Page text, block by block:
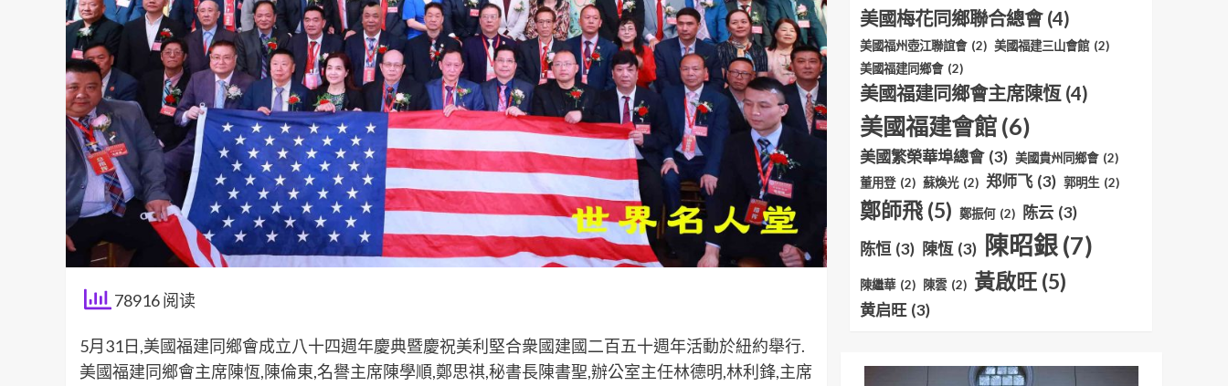
78916 阅读
5月31日,美國福建同鄉會成立八十四週年慶典暨慶祝美利堅合衆國建國二百五十週年活動於紐約舉行.
美國福建同鄉會主席陳恆,陳倫東,名譽主席陳學順,鄭思祺,秘書長陳書聖,辦公室主任林德明,林利鋒,主席
美國梅花同鄉聯合總會 (4)
美國福州壺江聯誼會 (2) 美國福建三山會館 (2)
美國福建同鄉會 (2)
美國福建同鄉會主席陳恆 (4)
美國福建會館 (6)
美國繁榮華埠總會 (3) 美國貴州同鄉會 (2)
董用登 (2) 蘇煥光 (2) 郑师飞 (3) 郭明生 (2)
鄭師飛 (5) 鄭振何 (2) 陈云 (3)
陈恒 (3) 陳恆 (3) 陳昭銀(7)
陳繼華 (2) 陳雲 (2) 黃啟旺 (5)
黄启旺 (3)